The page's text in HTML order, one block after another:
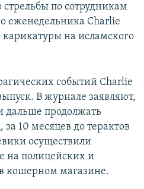
по сотрудникам
еженедельника Charlie
на исламского
событий Charlie
В журнале заявляют,
дальше продолжать
за 10 месяцев до терактов
осуществили
на полицейских и
кошерном магазине.